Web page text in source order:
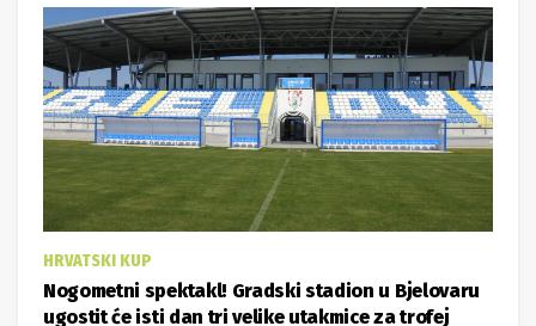
HRVATSKI KUP
Nogometni spektakl! Gradski stadion u Bjelovaru
ugostit će isti dan tri velike utakmice za trofej